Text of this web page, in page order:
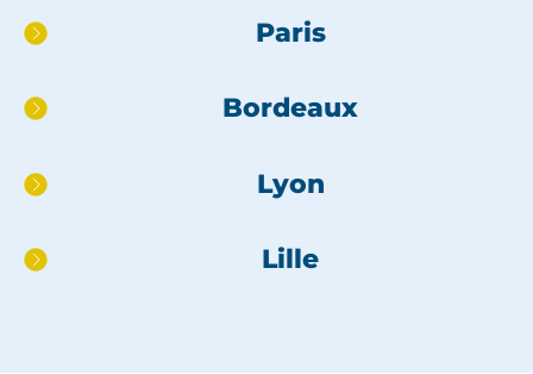
Aller
pied
Paris
Bordeaux
Lyon
Lille